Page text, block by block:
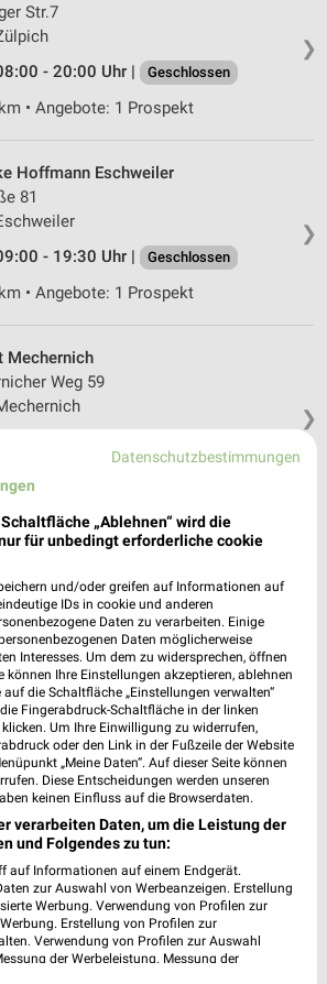
❯
Str.7
- 20:00 Uhr |
Geschlossen
• Angebote: 1 Prospekt
❯
Hoffmann Eschweiler
81
- 19:30 Uhr |
Geschlossen
• Angebote: 1 Prospekt
❯
Mechernich
Weg 59
• Angebote: 1 Prospekt
Stolberg
- 21:00 Uhr | Geschlossen
• Angebote: 1 Prospekt
Hoffmann Simmerath
Zimmermann-Str.12
• Angebote: 1 Prospekt
Straße 38
Datenschutzbestimmungen
„Ablehnen“ wird die
für unbedingt erforderliche cookie
und/oder greifen auf Informationen auf
IDs in cookie und anderen
Daten zu verarbeiten. Einige
Daten möglicherweise
Interesses. Um dem zu widersprechen, öffnen
können Ihre Einstellungen akzeptieren, ablehnen
die Schaltfläche „Einstellungen verwalten“
Fingerabdruck-Schaltfläche in der linken
Um Ihre Einwilligung zu widerrufen,
oder den Link in der Fußzeile der Website
„Meine Daten“. Auf dieser Seite können
Diese Entscheidungen werden unseren
keinen Einfluss auf die Browserdaten.
verarbeiten Daten, um die Leistung der
und Folgendes zu tun:
auf Informationen auf einem Endgerät.
zur Auswahl von Werbeanzeigen. Erstellung
Werbung. Verwendung von Profilen zur
Erstellung von Profilen zur
Verwendung von Profilen zur Auswahl
der Werbeleistung. Messung der